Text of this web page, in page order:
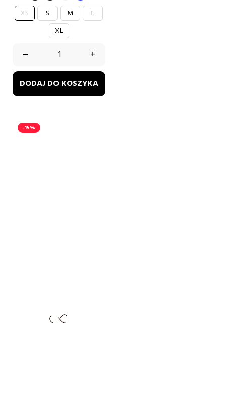
białyczarnyróżowybiały
XS S M
L
XL
– +
DODAJ DO KOSZYKA
-15%